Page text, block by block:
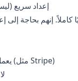
4) إعداد سريع (ليس
يعمل مع أنظمة الدفع الشائعة (مثل Stripe)